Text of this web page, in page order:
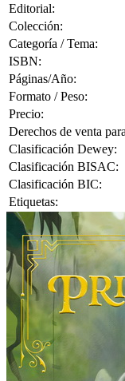
Editorial:
Colección:
Categoría / Tema:
ISBN:
Páginas/Año:
Formato / Peso:
Precio:
Derechos de venta
Clasificación Dewey:
Clasificación BISAC:
Clasificación BIC:
Etiquetas: